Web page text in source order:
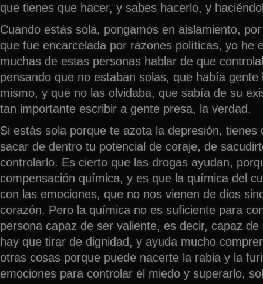
que tienes que hacer, y sabes hacerlo, y
Cuando estás sola, pongamos en aislamiento,
que fue encarcelada por razones políticas, yo he
muchas de estas personas hablar de que
pensando que no estaban solas, que había gente
mismo, y que no las olvidaba, que sabía de su
tan importante escribir a gente presa, la verdad.
Si estás sola porque te azota la depresión, tienes
sacar de dentro tu potencial de coraje, de
controlarlo. Es cierto que las drogas ayudan,
compensación química, y es que la química del
con las emociones, que no nos vienen de dios
corazón. Pero la química no es suficiente para
persona capaz de ser valiente, es decir, capaz
hay que tirar de dignidad, y ayuda mucho
otras cosas porque puede nacerte la rabia y la
emociones para controlar el miedo y superarlo,